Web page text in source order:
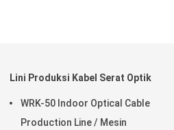
Lini Produksi Kabel Serat Optik
WRK-50 Indoor Optical Cable
Production Line / Mesin